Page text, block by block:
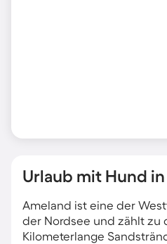
Urlaub mit Hund
Ameland ist eine der
der Nordsee und zählt zu
Kilometerlange